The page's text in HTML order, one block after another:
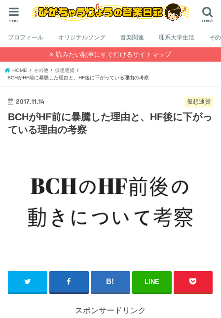
search
menu
プロフィール オリジナルソング 音楽関連 理系大学生活 そ
読みたい記事にすぐ行けるサイトマップ
HOME その他
仮想通貨
BCHがHF前に暴騰した理由と、HF後に下がっている理由の考察
仮想通貨
2017.11.14
BCHがHF前に暴騰した理由と、HF後に下がっ
ている理由の考察
LINE
スポンサードリンク